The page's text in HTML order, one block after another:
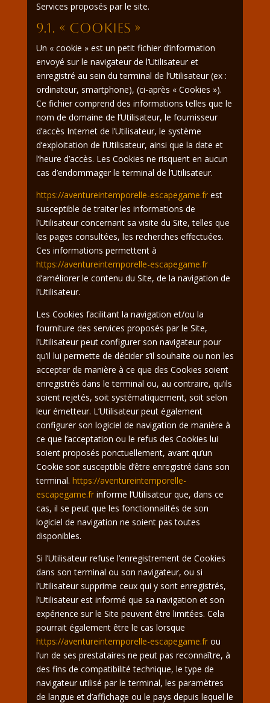
Services proposés par le site.
9.1. « COOKIES »
Un « cookie » est un petit fichier d’information
envoyé sur le navigateur de l’Utilisateur et
enregistré au sein du terminal de l’Utilisateur (ex :
ordinateur, smartphone), (ci-après « Cookies »).
Ce fichier comprend des informations telles que le
nom de domaine de l’Utilisateur, le fournisseur
d’accès Internet de l’Utilisateur, le système
d’exploitation de l’Utilisateur, ainsi que la date et
l’heure d’accès. Les Cookies ne risquent en aucun
cas d’endommager le terminal de l’Utilisateur.
https://aventureintemporelle-escapegame.frest
susceptible de traiter les informations de
l’Utilisateur concernant sa visite du Site, telles que
les pages consultées, les recherches effectuées.
Ces informations permettent à
https://aventureintemporelle-escapegame.fr
d’améliorer le contenu du Site, de la navigation de
l’Utilisateur.
Les Cookies facilitant la navigation et/ou la
fourniture des services proposés par le Site,
l’Utilisateur peut configurer son navigateur pour
qu’il lui permette de décider s’il souhaite ou non les
accepter de manière à ce que des Cookies soient
enregistrés dans le terminal ou, au contraire, qu’ils
soient rejetés, soit systématiquement, soit selon
leur émetteur. L’Utilisateur peut également
configurer son logiciel de navigation de manière à
ce que l’acceptation ou le refus des Cookies lui
soient proposés ponctuellement, avant qu’un
Cookie soit susceptible d’être enregistré dans son
terminal. https://aventureintemporelle-
escapegame.frinforme l’Utilisateur que, dans ce
cas, il se peut que les fonctionnalités de son
logiciel de navigation ne soient pas toutes
disponibles.
Si l’Utilisateur refuse l’enregistrement de Cookies
dans son terminal ou son navigateur, ou si
l’Utilisateur supprime ceux qui y sont enregistrés,
l’Utilisateur est informé que sa navigation et son
expérience sur le Site peuvent être limitées. Cela
pourrait également être le cas lorsque
https://aventureintemporelle-escapegame.frou
l’un de ses prestataires ne peut pas reconnaître, à
des fins de compatibilité technique, le type de
navigateur utilisé par le terminal, les paramètres
de langue et d’affichage ou le pays depuis lequel le